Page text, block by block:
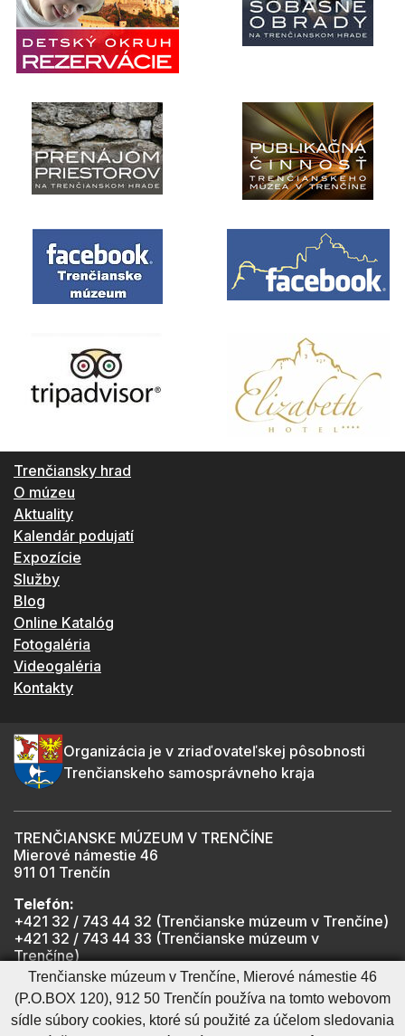
Trenčiansky hrad
O múzeu
Aktuality
Kalendár podujatí
Expozície
Služby
Blog
Online Katalóg
Fotogaléria
Videogaléria
Kontakty
Organizácia je v zriaďovateľskej pôsobnosti
Trenčianskeho samosprávneho kraja
TRENČIANSKE MÚZEUM V TRENČÍNE
Mierové námestie 46
911 01 Trenčín
Telefón:
+421 32 / 743 44 32 (Trenčianske múzeum v Trenčíne)
+421 32 / 743 44 33 (Trenčianske múzeum v
Trenčíne)
+421 901 918 825 (Trenčiansky hrad - informátor -
počas otváracích hodín hradu)
Trenčianske múzeum v Trenčíne, Mierové námestie 46
(P.O.BOX 120), 912 50 Trenčín používa na tomto webovom
sídle súbory cookies, ktoré sú použité za účelom sledovania